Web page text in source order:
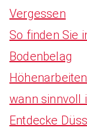
Vergessen
So finden Sie
Bodenbelag
wann sinnvoll
Entdecke